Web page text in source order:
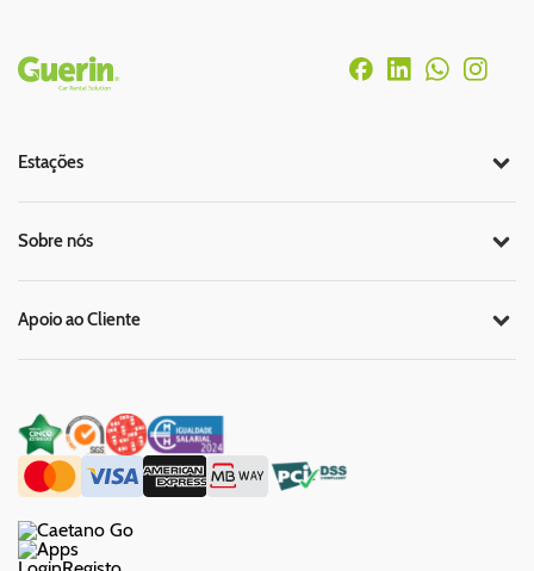
Rodapé
Estações
Sobre nós
Apoio ao Cliente